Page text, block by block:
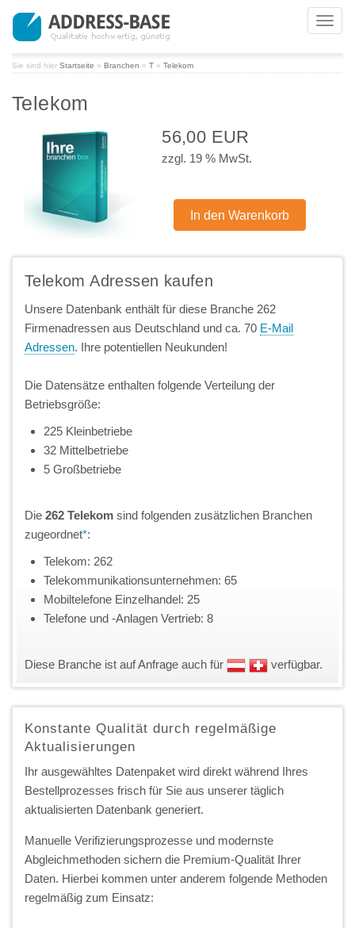
Sie sind hier Startseite » Branchen » T » Telekom
Telekom
56,00 EUR
zzgl. 19 % MwSt.
Telekom Adressen kaufen
Unsere Datenbank enthält für diese Branche 262
Firmenadressen aus Deutschland und ca. 70 E-Mail
Adressen. Ihre potentiellen Neukunden!
Die Datensätze enthalten folgende Verteilung der
Betriebsgröße:
225 Kleinbetriebe
32 Mittelbetriebe
5 Großbetriebe
Die 262 Telekom sind folgenden zusätzlichen Branchen
zugeordnet*:
Telekom: 262
Telekommunikationsunternehmen: 65
Mobiltelefone Einzelhandel: 25
Telefone und -Anlagen Vertrieb: 8
Diese Branche ist auf Anfrage auch für verfügbar.
Konstante Qualität durch regelmäßige
Aktualisierungen
Ihr ausgewähltes Datenpaket wird direkt während Ihres
Bestellprozesses frisch für Sie aus unserer täglich
aktualisierten Datenbank generiert.
Manuelle Verifizierungsprozesse und modernste
Abgleichmethoden sichern die Premium-Qualität Ihrer
Daten. Hierbei kommen unter anderem folgende Methoden
regelmäßig zum Einsatz: